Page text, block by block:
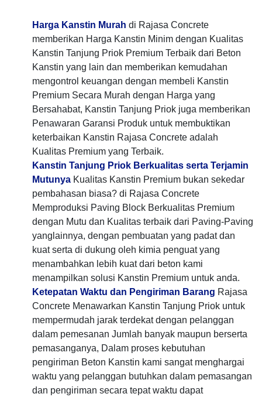
Harga Kanstin Murah di Rajasa Concrete
memberikan Harga Kanstin Minim dengan Kualitas
Kanstin Tanjung Priok Premium Terbaik dari Beton
Kanstin yang lain dan memberikan kemudahan
mengontrol keuangan dengan membeli Kanstin
Premium Secara Murah dengan Harga yang
Bersahabat, Kanstin Tanjung Priok juga memberikan
Penawaran Garansi Produk untuk membuktikan
keterbaikan Kanstin Rajasa Concrete adalah
Kualitas Premium yang Terbaik.
Kanstin Tanjung Priok Berkualitas serta Terjamin
Mutunya Kualitas Kanstin Premium bukan sekedar
pembahasan biasa? di Rajasa Concrete
Memproduksi Paving Block Berkualitas Premium
dengan Mutu dan Kualitas terbaik dari Paving-Paving
yanglainnya, dengan pembuatan yang padat dan
kuat serta di dukung oleh kimia penguat yang
menambahkan lebih kuat dari beton kami
menampilkan solusi Kanstin Premium untuk anda.
Ketepatan Waktu dan Pengiriman Barang Rajasa
Concrete Menawarkan Kanstin Tanjung Priok untuk
mempermudah jarak terdekat dengan pelanggan
dalam pemesanan Jumlah banyak maupun berserta
pemasanganya, Dalam proses kebutuhan
pengiriman Beton Kanstin kami sangat menghargai
waktu yang pelanggan butuhkan dalam pemasangan
dan pengiriman secara tepat waktu dapat